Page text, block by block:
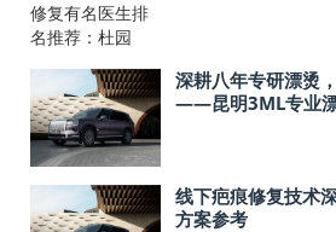
深耕八年专研漂烫
——昆明3ML专业
线下疤痕修复技术
方案参考